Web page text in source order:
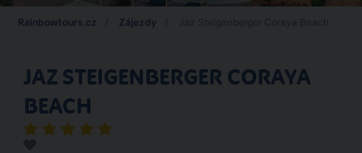
Rainbowtours.cz Zájezdy
JAZ STEIGENBERGER CORAYA
BEACH